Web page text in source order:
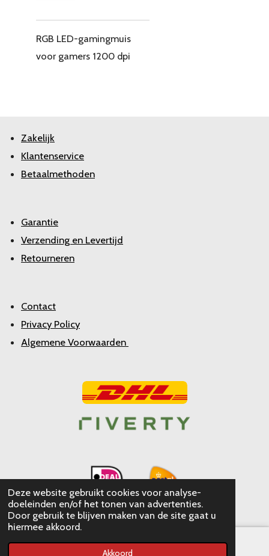
Deze website gebruikt cookies voor analyse-
doeleinden en/of het tonen van advertenties.
Door gebruik te blijven maken van de site gaat u
hiermee akkoord.
Akkoord
RGB LED-gamingmuis
voor gamers 1200 dpi
Zakelijk
Klantenservice
Betaalmethoden
Garantie
Verzending en Levertijd
Retourneren
Contact
Privacy Policy
Algemene Voorwaarden